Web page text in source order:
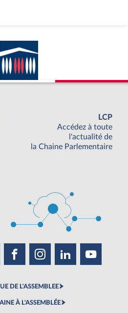
LCP
Accédez à toute
l'actualité de
la Chaine Parlementaire
DE L'ASSEMBLEE
À L'ASSEMBLÉE